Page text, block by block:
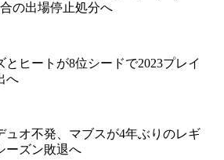
の出場停止処分へ
とヒートが8位シードで2023プレイ
へ
ュオ不発、マブスが4年ぶりのレギ
ーズン敗退へ